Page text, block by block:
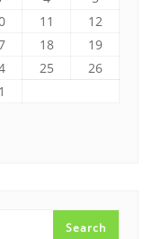
11
12
18
19
25
26